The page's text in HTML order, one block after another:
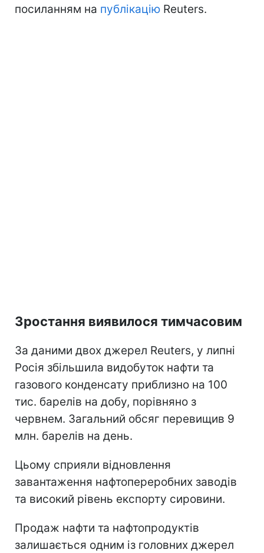
посиланням на публікацію Reuters.
Зростання виявилося тимчасовим
За даними двох джерел Reuters, у липні
Росія збільшила видобуток нафти та
газового конденсату приблизно на 100
тис. барелів на добу, порівняно з
червнем. Загальний обсяг перевищив 9
млн. барелів на день.
Цьому сприяли відновлення
завантаження нафтопереробних заводів
та високий рівень експорту сировини.
Продаж нафти та нафтопродуктів
залишається одним із головних джерел